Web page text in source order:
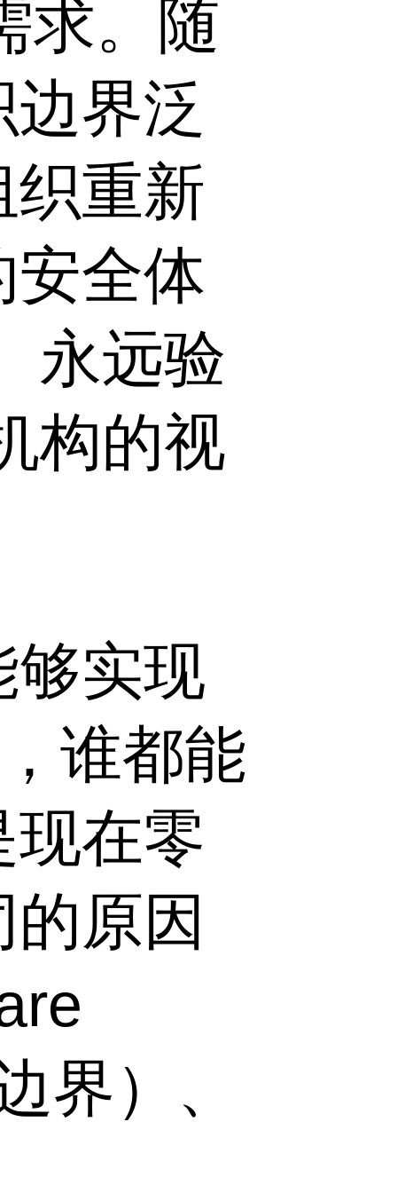
求。随
界泛
重新
安全体
永远验
构的视
够实现
谁都能
在零
原因
界）、